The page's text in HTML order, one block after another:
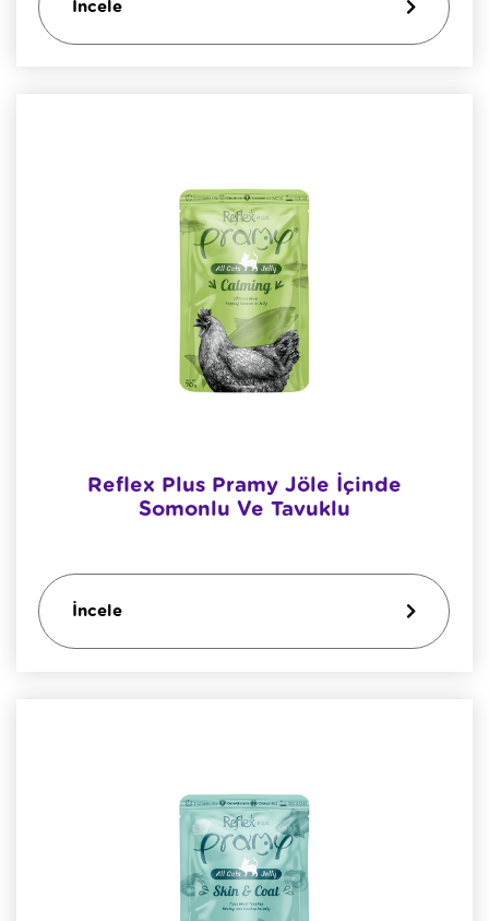
İncele
Reflex Plus Pramy Jöle İçinde
Somonlu Ve Tavuklu
İncele